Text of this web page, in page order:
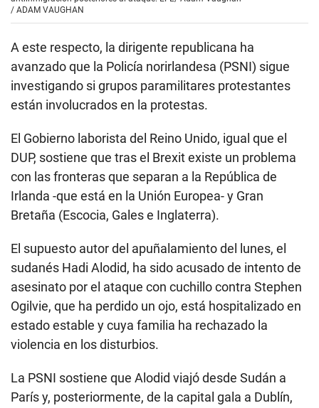
/ ADAM VAUGHAN
A este respecto, la dirigente republicana ha
avanzado que la Policía norirlandesa (PSNI) sigue
investigando si grupos paramilitares protestantes
están involucrados en la protestas.
El Gobierno laborista del Reino Unido, igual que el
DUP, sostiene que tras el Brexit existe un problema
con las fronteras que separan a la República de
Irlanda -que está en la Unión Europea- y Gran
Bretaña (Escocia, Gales e Inglaterra).
El supuesto autor del apuñalamiento del lunes, el
sudanés Hadi Alodid, ha sido acusado de intento de
asesinato por el ataque con cuchillo contra Stephen
Ogilvie, que ha perdido un ojo, está hospitalizado en
estado estable y cuya familia ha rechazado la
violencia en los disturbios.
La PSNI sostiene que Alodid viajó desde Sudán a
París y, posteriormente, de la capital gala a Dublín,